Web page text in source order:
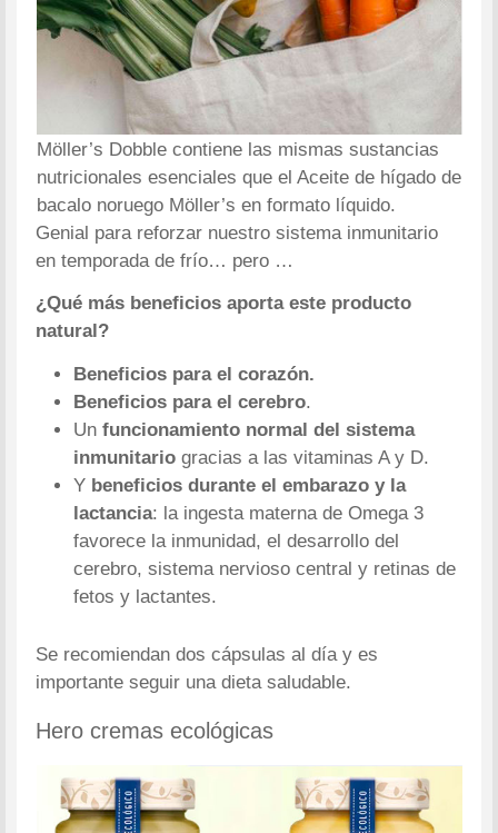
Möller’s Dobble contiene las mismas sustancias
nutricionales esenciales que el Aceite de hígado de
bacalo noruego Möller’s en formato líquido.
Genial para reforzar nuestro sistema inmunitario
en temporada de frío… pero …
¿Qué más beneficios aporta este producto
natural?
Beneficios para el corazón.
Beneficios para el cerebro.
Unfuncionamiento normal del sistema
inmunitario gracias a las vitaminas A y D.
Y beneficios durante el embarazo y la
lactancia: la ingesta materna de Omega 3
favorece la inmunidad, el desarrollo del
cerebro, sistema nervioso central y retinas de
fetos y lactantes.
Se recomiendan dos cápsulas al día y es
importante seguir una dieta saludable.
Hero cremas ecológicas